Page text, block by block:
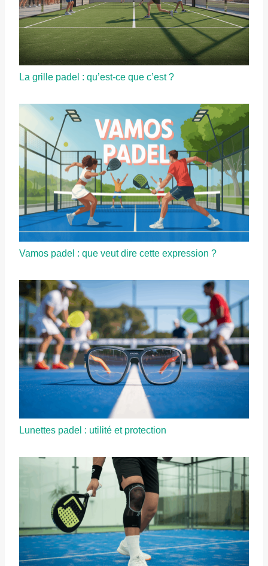
La grille padel : qu’est-ce que c’est ?
Vamos padel : que veut dire cette expression ?
Lunettes padel : utilité et protection